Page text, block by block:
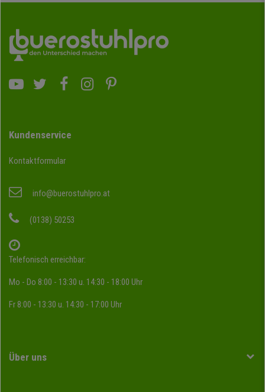
Kundenservice
Kontaktformular
info@buerostuhlpro.at
(0138) 50253
Telefonisch erreichbar:
Mo - Do 8:00 - 13:30 u. 14:30 - 18:00 Uhr
Fr 8:00 - 13:30 u. 14:30 - 17:00 Uhr
Über uns